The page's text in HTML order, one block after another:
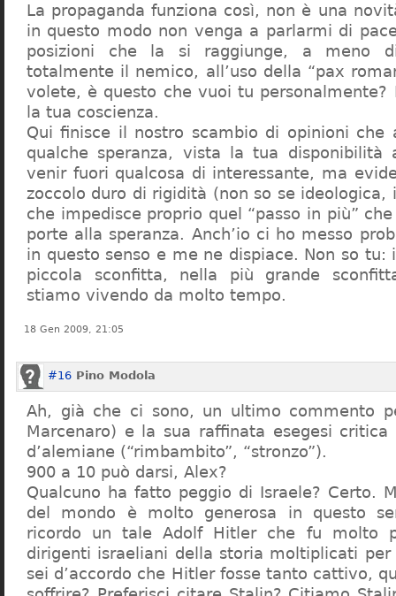
La propaganda funziona così, non è una
in questo modo non venga a parlarmi di
posizioni che la si raggiunge, a meno
totalmente il nemico, all’uso della “pax
volete, è questo che vuoi tu personalmente?
la tua coscienza.
Qui finisce il nostro scambio di opinioni che
qualche speranza, vista la tua disponibilità
venir fuori qualcosa di interessante, ma
zoccolo duro di rigidità (non so se
che impedisce proprio quel “passo in più”
porte alla speranza. Anch’io ci ho messo
in questo senso e me ne dispiace. Non so
piccola sconfitta, nella più grande
stiamo vivendo da molto tempo.
18 Gen 2009, 21:05
#16 Pino Modola
Ah, già che ci sono, un ultimo commento
Marcenaro) e la sua raffinata esegesi critica
d’alemiane (“rimbambito”, “stronzo”).
900 a 10 può darsi, Alex?
Qualcuno ha fatto peggio di Israele? Certo.
del mondo è molto generosa in questo
ricordo un tale Adolf Hitler che fu molto
dirigenti israeliani della storia moltiplicati
sei d’accordo che Hitler fosse tanto cattivo,